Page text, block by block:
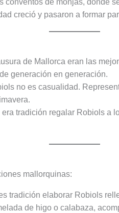
de monjas, donde
creció y pasaron a formar
de Mallorca eran las
generación en generación.
no es casualidad.
tradición regalar Robiols a
mallorquinas:
tradición elaborar Robiols
de higo o calabaza,